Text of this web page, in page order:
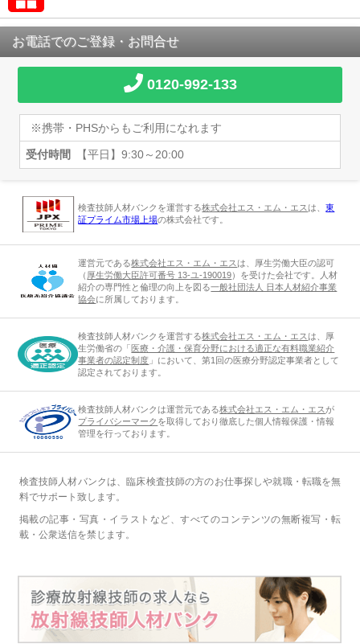
お電話でのご登録・お問合せ
0120-992-133
※携帯・PHSからもご利用になれます
受付時間 【平日】9:30～20:00
検査技師人材バンクを運営する株式会社エス・エム・エスは、東
証プライム市場上場の株式会社です。
運営元である株式会社エス・エム・エスは、厚生労働大臣の認可
（ 厚生労働大臣許可番号 13-ユ-190019）を受けた会社です。人材
紹介の専門性と倫理の向上を図る一般社団法人 日本人材紹介事業
協会に所属しております。
検査技師人材バンクを運営する株式会社エス・エム・エスは、厚
生労働省の「 医療・介護・保育分野における適正な有料職業紹介
事業者の認定制度 」において、第1回の医療分野認定事業者として
認定されております。
検査技師人材バンクは運営元である株式会社エス・エム・エスが
プライバシーマーク を取得しており徹底した個人情報保護・情報
管理を行っております。
検査技師人材バンクは、臨床検査技師の方のお仕事探しや就職・転職を無
料でサポート致します。
掲載の記事・写真・イラストなど、すべてのコンテンツの無断複写・転
載・公衆送信を禁じます。